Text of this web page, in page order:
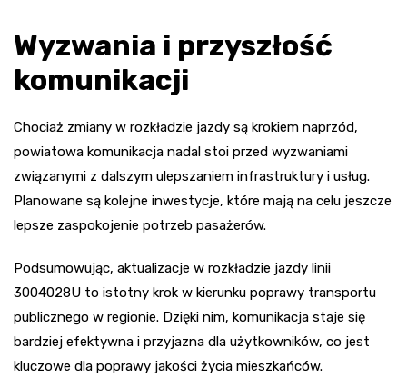
Wyzwania i przyszłość
komunikacji
Chociaż zmiany w rozkładzie jazdy są krokiem naprzód,
powiatowa komunikacja nadal stoi przed wyzwaniami
związanymi z dalszym ulepszaniem infrastruktury i usług.
Planowane są kolejne inwestycje, które mają na celu jeszcze
lepsze zaspokojenie potrzeb pasażerów.
Podsumowując, aktualizacje w rozkładzie jazdy linii
3004028U to istotny krok w kierunku poprawy transportu
publicznego w regionie. Dzięki nim, komunikacja staje się
bardziej efektywna i przyjazna dla użytkowników, co jest
kluczowe dla poprawy jakości życia mieszkańców.